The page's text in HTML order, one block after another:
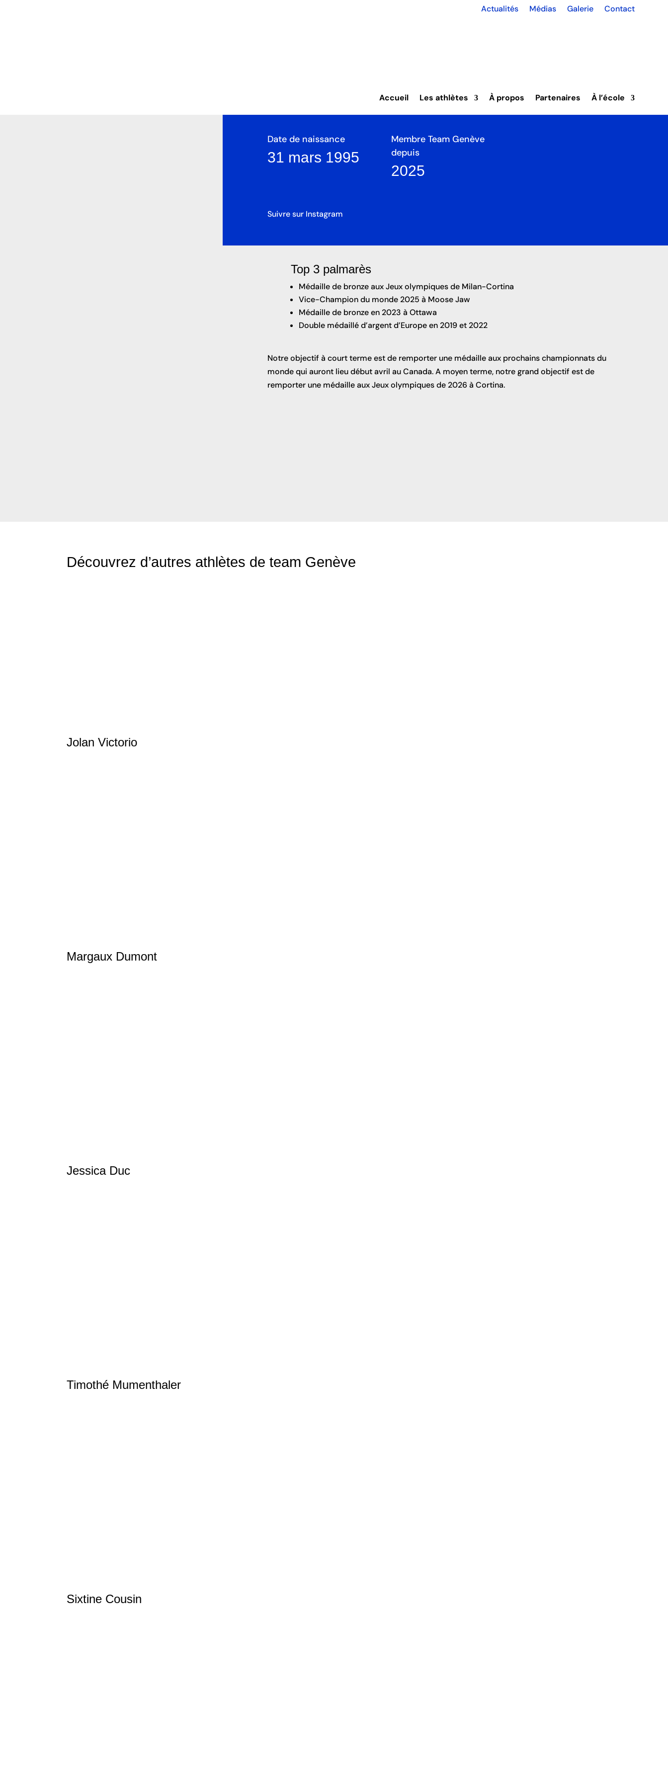
Actualités Médias Galerie Contact
Accueil Les athlètes À propos Partenaires À l’école
Argent Cc3c Geneve
Date de naissance
31 mars 1995
Membre Team Genève
depuis
2025
Suivre sur Instagram
Top 3 palmarès
Médaille de bronze aux Jeux olympiques de Milan-Cortina
Vice-Champion du monde 2025 à Moose Jaw
Médaille de bronze en 2023 à Ottawa
Double médaillé d’argent d’Europe en 2019 et 2022
Notre objectif à court terme est de remporter une médaille aux prochains championnats du
monde qui auront lieu début avril au Canada. A moyen terme, notre grand objectif est de
remporter une médaille aux Jeux olympiques de 2026 à Cortina.
Découvrez d’autres athlètes de team Genève
Jolan Victorio
Margaux Dumont
Jessica Duc
Timothé Mumenthaler
Sixtine Cousin